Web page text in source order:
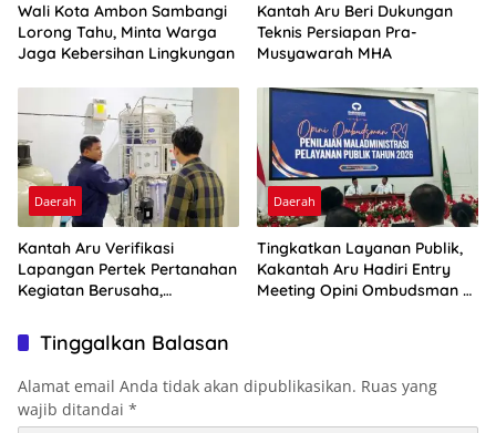
Wali Kota Ambon Sambangi
Lorong Tahu, Minta Warga
Jaga Kebersihan Lingkungan
Kantah Aru Beri Dukungan
Teknis Persiapan Pra-
Musyawarah MHA
Daerah
Kantah Aru Verifikasi
Lapangan Pertek Pertanahan
Kegiatan Berusaha,
Daerah
Tingkatkan Layanan Publik,
Kakantah Aru Hadiri Entry
Meeting Opini Ombudsman RI
Tinggalkan Balasan
Alamat email Anda tidak akan dipublikasikan. Ruas yang
wajib ditandai *